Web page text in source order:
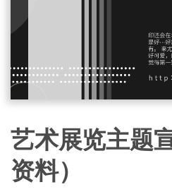
艺术展览主题
资料）